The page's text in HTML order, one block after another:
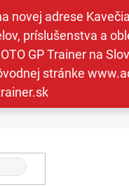
adrese
príslušenstva a
GP Trainer na
stránke